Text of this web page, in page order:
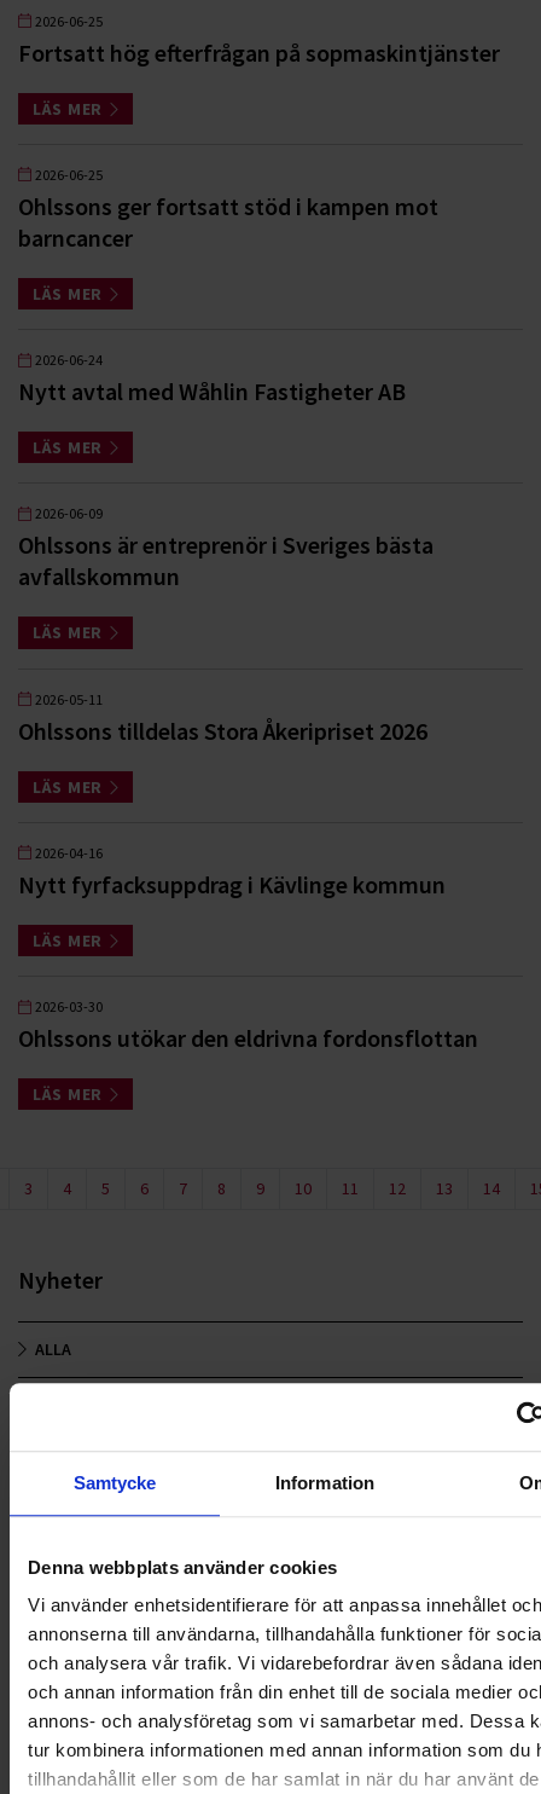
Samtycke Information
Denna webbplats använder cookies
Vi använder enhetsidentifierare för att anpassa innehållet och
annonserna till användarna, tillhandahålla funktioner för
och analysera vår trafik. Vi vidarebefordrar även sådana
och annan information från din enhet till de sociala medier
annons- och analysföretag som vi samarbetar med. Dessa
tur kombinera informationen med annan information som du
tillhandahållit eller som de har samlat in när du har använt
2026-06-25
Fortsatt hög efterfrågan på sopmaskintjänster
LÄS MER
2026-06-25
Ohlssons ger fortsatt stöd i kampen mot
barncancer
LÄS MER
2026-06-24
Nytt avtal med Wåhlin Fastigheter AB
LÄS MER
2026-06-09
Ohlssons är entreprenör i Sveriges bästa
avfallskommun
LÄS MER
2026-05-11
Ohlssons tilldelas Stora Åkeripriset 2026
LÄS MER
2026-04-16
Nytt fyrfacksuppdrag i Kävlinge kommun
LÄS MER
2026-03-30
Ohlssons utökar den eldrivna fordonsflottan
LÄS MER
3 4 5 6 7 8 9 10 11 12 13 14
Nyheter
ALLA
LANDSKRONA
NYA UPPDRAG
OHLSSONS REGION MITT
OHLSSONS REGION SYD
OHLSSONS REGION VÄST
OHLSSONSKOLLEGOR
RENHÅLLNING